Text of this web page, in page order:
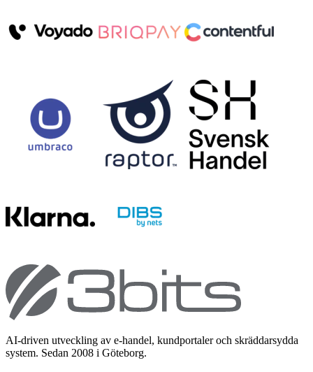
AI-driven utveckling av e-handel, kundportaler och skräddarsydda
system. Sedan 2008 i Göteborg.